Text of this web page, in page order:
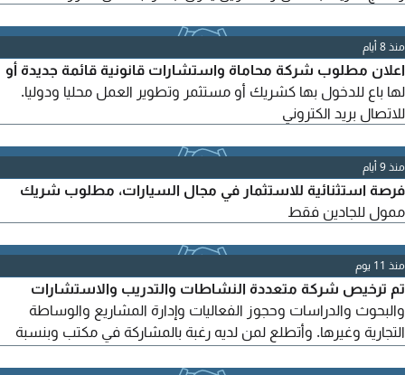
منذ 8 أيام
اعلان مطلوب شركة محاماة واستشارات قانونية قائمة جديدة أو
لها باع للدخول بها كشريك أو مستثمر وتطوير العمل محليا ودوليا.
للاتصال بريد الكتروني
منذ 9 أيام
فرصة استثنائية للاستثمار في مجال السيارات، مطلوب شريك
ممول للجادين فقط
منذ 11 يوم
تم ترخيص شركة متعددة النشاطات والتدريب والاستشارات
والبحوث والدراسات وحجوز الفعاليات وإدارة المشاريع والوساطة
التجارية وغيرها. وأتطلع لمن لديه رغبة بالمشاركة في مكتب وبنسبة